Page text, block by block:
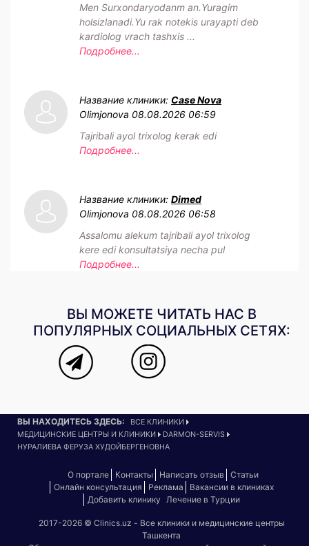
Men Surxondaryodanm an.Yuragim
holsizlanadi.Yu rak notekis urayapti deb
kardiolog vrach tashxis ...
Подробнее...
Название клиники: Case Nova
Olimjonova 08.08.2026 06:59
Tajribali ayol trixolog kerak edi
Подробнее...
Название клиники: Dimed
Olimjonova 08.08.2026 06:58
Assalomu alekum tajribali ayol trixolog
kere edi konsultatsiya necha pul
Подробнее...
ВЫ МОЖЕТЕ ЧИТАТЬ НАС В
ПОПУЛЯРНЫХ СОЦИАЛЬНЫХ СЕТЯХ:
ВЫ НАХОДИТЕСЬ ЗДЕСЬ:
ВСЕ КЛИНИКИ
МЕДИЦИНСКИЕ ЦЕНТРЫ И КЛИНИКИ
DARMON-SERVIS
НУРАЛИЕВА ФЕРУЗА ХУДОЙБЕРГЕНОВНА
О портале Контакты Написать отзыв
Статьи
Онлайн консультация
Реклама
Вакансии в клиниках
Добавить клинику
Лечение в Турции
2017-2026 © Clinics.uz - Все клиники и медицинские центры
Ташкента